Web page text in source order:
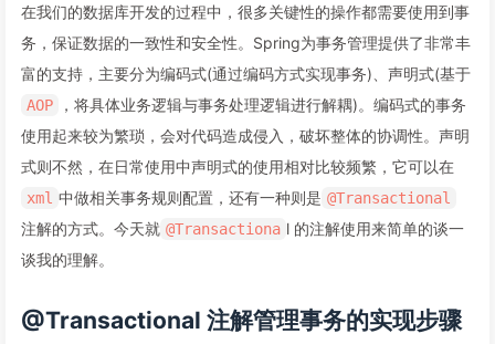
在我们的数据库开发的过程中，很多关键性的操作都需要使用到事
务，保证数据的一致性和安全性。Spring为事务管理提供了非常丰
富的支持，主要分为编码式(通过编码方式实现事务)、声明式(基于
AOP
，将具体业务逻辑与事务处理逻辑进行解耦)。编码式的事务
使用起来较为繁琐，会对代码造成侵入，破坏整体的协调性。声明
式则不然，在日常使用中声明式的使用相对比较频繁，它可以在
xml 中做相关事务规则配置，还有一种则是 @Transactional
注解的方式。今天就 @Transactiona l 的注解使用来简单的谈一
谈我的理解。
@Transactional 注解管理事务的实现步骤